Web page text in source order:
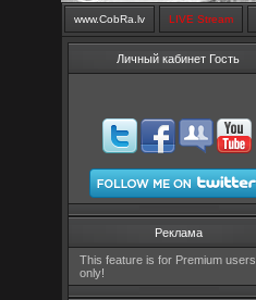
www.CobRa.lv LIVE Stream
Личный кабинет Гость
Реклама
This feature is for Premium users
only!